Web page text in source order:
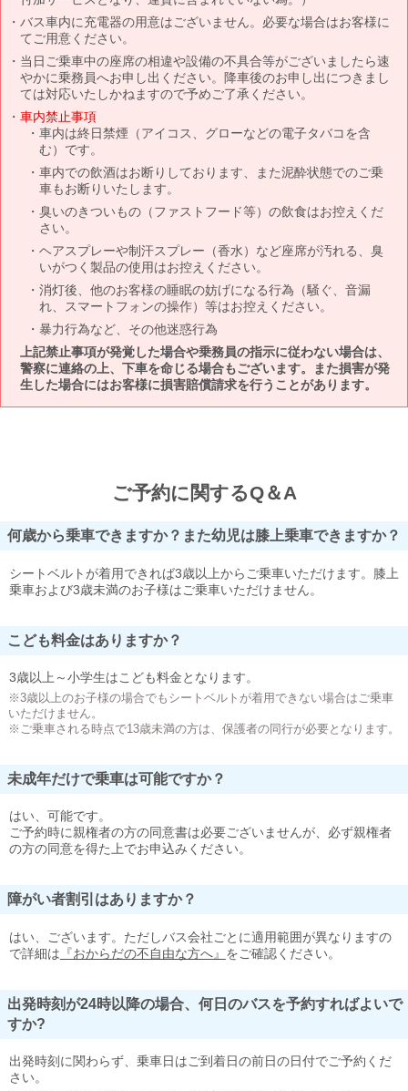
バス車内に充電器の用意はございません。必要な場合はお客様に
てご用意ください。
当日ご乗車中の座席の相違や設備の不具合等がございましたら速
やかに乗務員へお申し出ください。降車後のお申し出につきまし
ては対応いたしかねますので予めご了承ください。
車内禁止事項
車内は終日禁煙（アイコス、グローなどの電子タバコを含
む）です。
車内での飲酒はお断りしております、また泥酔状態でのご乗
車もお断りいたします。
臭いのきついもの（ファストフード等）の飲食はお控えくだ
さい。
ヘアスプレーや制汗スプレー（香水）など座席が汚れる、臭
いがつく製品の使用はお控えください。
消灯後、他のお客様の睡眠の妨げになる行為（騒ぐ、音漏
れ、スマートフォンの操作）等はお控えください。
暴力行為など、その他迷惑行為
上記禁止事項が発覚した場合や乗務員の指示に従わない場合は、
警察に連絡の上、下車を命じる場合もございます。また損害が発
生した場合にはお客様に損害賠償請求を行うことがあります。
ご予約に関するQ＆A
何歳から乗車できますか？また幼児は膝上乗車できますか？
シートベルトが着用できれば3歳以上からご乗車いただけます。膝上
乗車および3歳未満のお子様はご乗車いただけません。
こども料金はありますか？
3歳以上～小学生はこども料金となります。
※3歳以上のお子様の場合でもシートベルトが着用できない場合はご乗車
いただけません。
※ご乗車される時点で13歳未満の方は、保護者の同行が必要となります。
未成年だけで乗車は可能ですか？
はい、可能です。
ご予約時に親権者の方の同意書は必要ございませんが、必ず親権者
の方の同意を得た上でお申込みください。
障がい者割引はありますか？
はい、ございます。ただしバス会社ごとに適用範囲が異なりますの
で詳細は 『おからだの不自由な方へ』 をご確認ください。
出発時刻が24時以降の場合、何日のバスを予約すればよいで
すか?
出発時刻に関わらず、乗車日はご到着日の前日の日付でご予約くだ
さい。